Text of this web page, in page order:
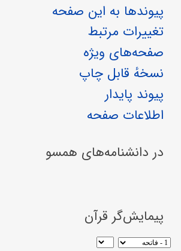
پیوندها به این صفحه
تغییرات مرتبط
صفحه‌های ویژه
نسخهٔ قابل چاپ
پیوند پایدار
اطلاعات صفحه
در دانشنامه‌های همسو
پیمایش‌گر قرآن